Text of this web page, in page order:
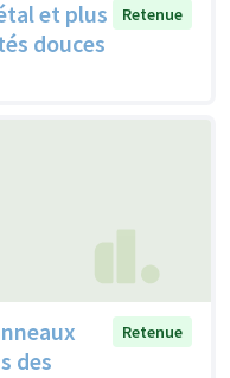
et plus
douces
Retenue
des
Retenue